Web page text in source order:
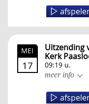
MEI
17
Uitzending
Kerk
09:19 u.
meer info